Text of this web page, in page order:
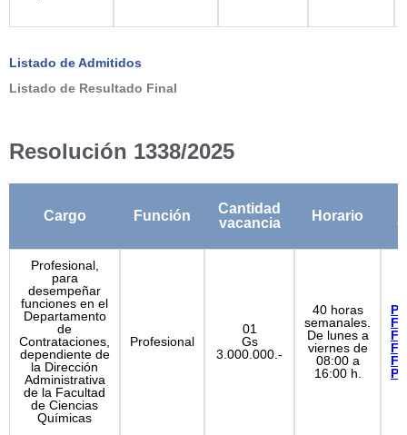
Listado de Admitidos
Listado de Resultado Final
Resolución 1338/2025
Cargo Función
Cantidad
vacancia
Horario
Profesional,
para
desempeñar
funciones en el
Departamento
de
Contrataciones,
dependiente de
la Dirección
Administrativa
de la Facultad
de Ciencias
Químicas
Profesional
01
Gs
3.000.000.-
40 horas
semanales.
De lunes a
viernes de
08:00 a
16:00 h.